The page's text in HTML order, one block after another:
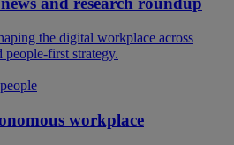
the digital workplace across
first strategy.
workplace